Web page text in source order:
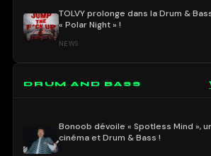
TOLVY prolonge dans la Drum &
« Polar Night » !
NEWS
DRUM AND BASS
Bonoob dévoile « Spotless Mind »,
cinéma et Drum & Bass !